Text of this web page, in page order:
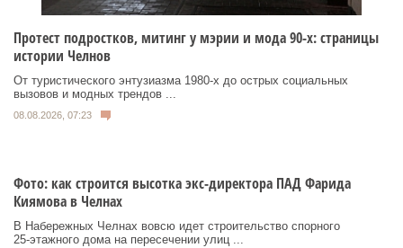
Протест подростков, митинг у мэрии и мода 90-х: страницы
истории Челнов
От туристического энтузиазма 1980‑х до острых социальных
вызовов и модных трендов ...
08.08.2026, 07:23
Фото: как строится высотка экс-директора ПАД Фарида
Киямова в Челнах
В Набережных Челнах вовсю идет строительство спорного
25‑этажного дома на пересечении улиц ...